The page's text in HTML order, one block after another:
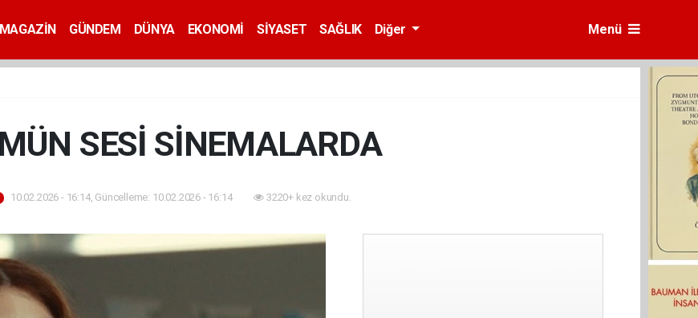
MAGAZİN GÜNDEM DÜNYA EKONOMİ SİYASET SAĞLIK Diğer Menü
SESİ SİNEMALARDA
10.02.2026 - 16:14, Güncelleme: 10.02.2026 - 16:14 3220+ kez okundu.